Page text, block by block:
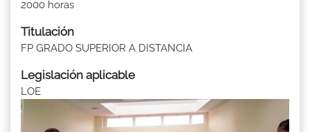
2000 horas
Titulación
FP GRADO SUPERIOR A DISTANCIA
Legislación aplicable
LOE